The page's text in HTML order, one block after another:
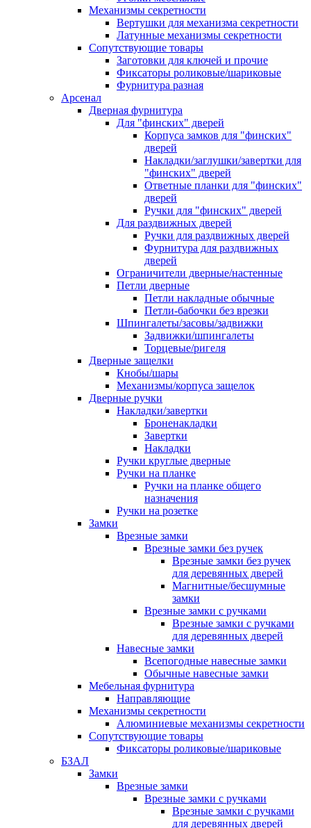
Механизмы секретности
Вертушки для механизма секретности
Латунные механизмы секретности
Сопутствующие товары
Заготовки для ключей и прочие
Фиксаторы роликовые/шариковые
Фурнитура разная
Арсенал
Дверная фурнитура
Для "финских" дверей
Корпуса замков для "финских"
дверей
Накладки/заглушки/завертки для
"финских" дверей
Ответные планки для "финских"
дверей
Ручки для "финских" дверей
Для раздвижных дверей
Ручки для раздвижных дверей
Фурнитура для раздвижных
дверей
Ограничители дверные/настенные
Петли дверные
Петли накладные обычные
Петли-бабочки без врезки
Шпингалеты/засовы/задвижки
Задвижки/шпингалеты
Торцевые/ригеля
Дверные защелки
Кнобы/шары
Механизмы/корпуса защелок
Дверные ручки
Накладки/завертки
Броненакладки
Завертки
Накладки
Ручки круглые дверные
Ручки на планке
Ручки на планке общего
назначения
Ручки на розетке
Замки
Врезные замки
Врезные замки без ручек
Врезные замки без ручек
для деревянных дверей
Магнитные/бесшумные
замки
Врезные замки с ручками
Врезные замки с ручками
для деревянных дверей
Навесные замки
Всепогодные навесные замки
Обычные навесные замки
Мебельная фурнитура
Направляющие
Механизмы секретности
Алюминиевые механизмы секретности
Сопутствующие товары
Фиксаторы роликовые/шариковые
БЗАЛ
Замки
Врезные замки
Врезные замки с ручками
Врезные замки с ручками
для деревянных дверей